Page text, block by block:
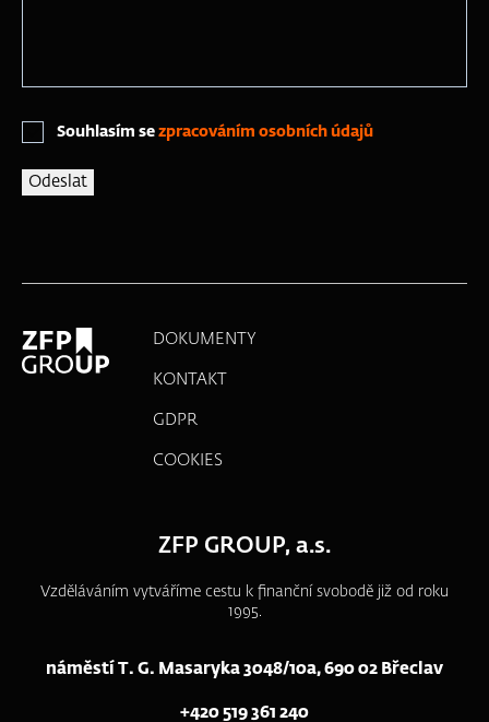
Souhlasím se zpracováním osobních údajů
DOKUMENTY
KONTAKT
GDPR
COOKIES
ZFP GROUP, a.s.
Vzděláváním vytváříme cestu k finanční svobodě již od roku
1995.
náměstí T. G. Masaryka 3048/10a, 690 02 Břeclav
+420 519 361 240